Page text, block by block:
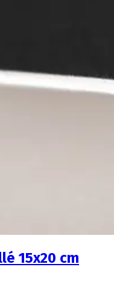
15x20 cm